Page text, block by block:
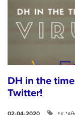
DH in the
Twitter!
ΕΚ